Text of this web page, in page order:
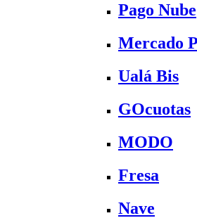
Pago Nube
Mercado
Ualá Bis
GOcuotas
MODO
Fresa
Nave